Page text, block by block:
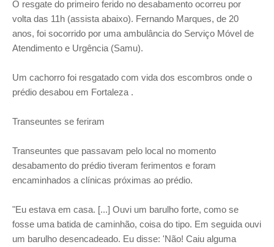
O resgate do primeiro ferido no desabamento ocorreu por
volta das 11h (assista abaixo). Fernando Marques, de 20
anos, foi socorrido por uma ambulância do Serviço Móvel de
Atendimento e Urgência (Samu).
Um cachorro foi resgatado com vida dos escombros onde o
prédio desabou em Fortaleza .
Transeuntes se feriram
Transeuntes que passavam pelo local no momento
desabamento do prédio tiveram ferimentos e foram
encaminhados a clínicas próximas ao prédio.
"Eu estava em casa. [...] Ouvi um barulho forte, como se
fosse uma batida de caminhão, coisa do tipo. Em seguida ouvi
um barulho desencadeado. Eu disse: 'Não! Caiu alguma